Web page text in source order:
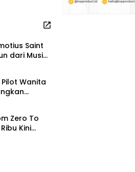
Saint
dari Musik,
Wanita
ke
Zero To
Kini